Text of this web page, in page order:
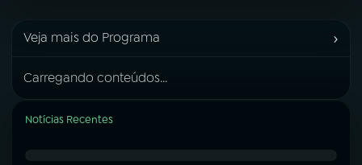
Veja mais do Programa ›
Carregando conteúdos...
Notícias Recentes